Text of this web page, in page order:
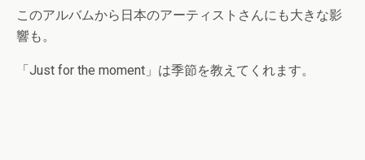
このアルバムから日本のアーティストさんにも大きな影
響も。
「Just for the moment」は季節を教えてくれます。